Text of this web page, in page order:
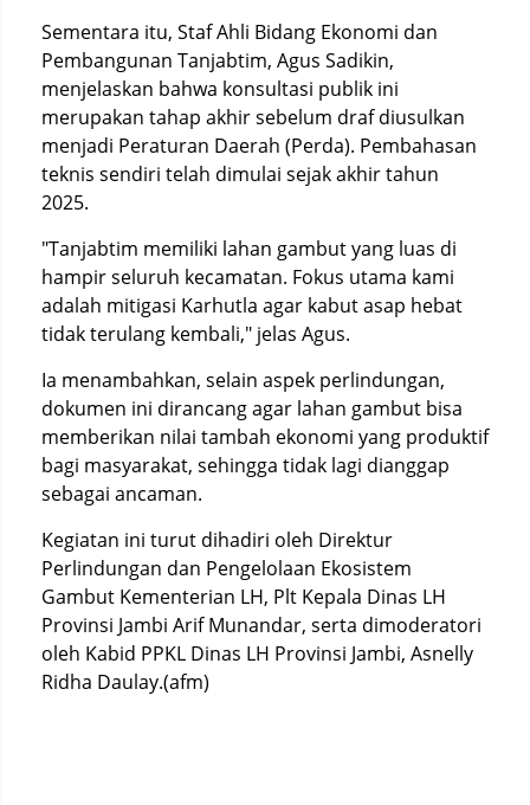
Sementara itu, Staf Ahli Bidang Ekonomi dan
Pembangunan Tanjabtim, Agus Sadikin,
menjelaskan bahwa konsultasi publik ini
merupakan tahap akhir sebelum draf diusulkan
menjadi Peraturan Daerah (Perda). Pembahasan
teknis sendiri telah dimulai sejak akhir tahun
2025.
"Tanjabtim memiliki lahan gambut yang luas di
hampir seluruh kecamatan. Fokus utama kami
adalah mitigasi Karhutla agar kabut asap hebat
tidak terulang kembali," jelas Agus.
Ia menambahkan, selain aspek perlindungan,
dokumen ini dirancang agar lahan gambut bisa
memberikan nilai tambah ekonomi yang produktif
bagi masyarakat, sehingga tidak lagi dianggap
sebagai ancaman.
Kegiatan ini turut dihadiri oleh Direktur
Perlindungan dan Pengelolaan Ekosistem
Gambut Kementerian LH, Plt Kepala Dinas LH
Provinsi Jambi Arif Munandar, serta dimoderatori
oleh Kabid PPKL Dinas LH Provinsi Jambi, Asnelly
Ridha Daulay.(afm)